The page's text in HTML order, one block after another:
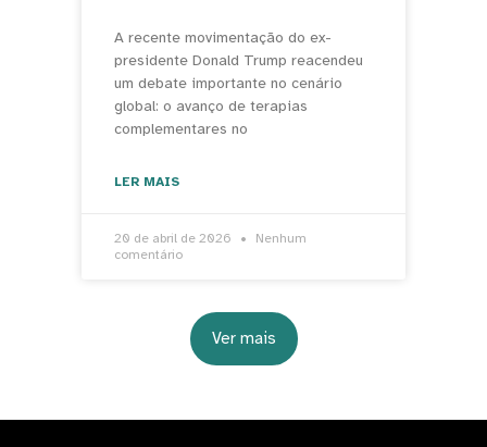
A recente movimentação do ex-
presidente Donald Trump reacendeu
um debate importante no cenário
global: o avanço de terapias
complementares no
LER MAIS
20 de abril de 2026
Nenhum
comentário
Ver mais